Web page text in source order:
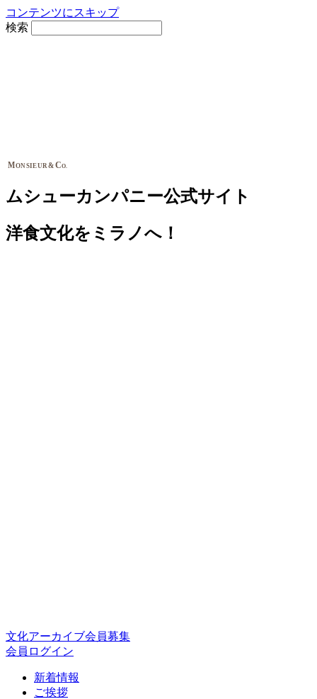
コンテンツにスキップ
検索
MONSIEUR&CO.
ムシューカンパニー公式サイト
洋食文化をミラノへ！
文化アーカイブ会員募集
会員ログイン
新着情報
ご挨拶